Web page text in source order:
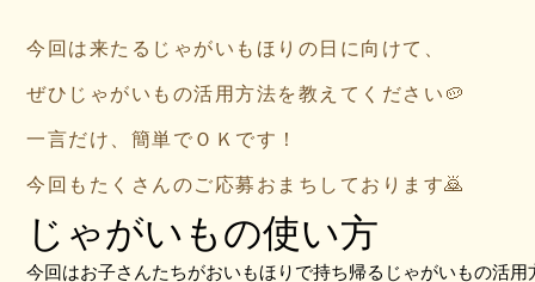
今回は来たるじゃがいもほりの日に向けて、
ぜひじゃがいもの活用方法を教えてください🥔
一言だけ、簡単でＯＫです！
今回もたくさんのご応募おまちしております🙇